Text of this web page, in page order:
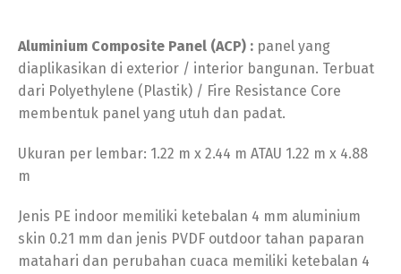
Aluminium Composite Panel (ACP) : panel yang
diaplikasikan di exterior / interior bangunan. Terbuat
dari Polyethylene (Plastik) / Fire Resistance Core
membentuk panel yang utuh dan padat.
Ukuran per lembar: 1.22 m x 2.44 m ATAU 1.22 m x 4.88
m
Jenis PE indoor memiliki ketebalan 4 mm aluminium
skin 0.21 mm dan jenis PVDF outdoor tahan paparan
matahari dan perubahan cuaca memiliki ketebalan 4